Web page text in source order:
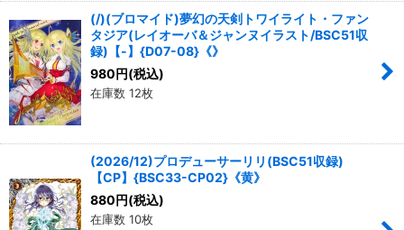
(/)(ブロマイド)夢幻の天剣トワイライト・ファン
タジア(レイオーバ＆ジャンヌイラスト/BSC51収
録)【-】{D07-08}《》
980円(税込)
在庫数 12枚
(2026/12)プロデューサーリリ(BSC51収録)
【CP】{BSC33-CP02}《黄》
880円(税込)
在庫数 10枚